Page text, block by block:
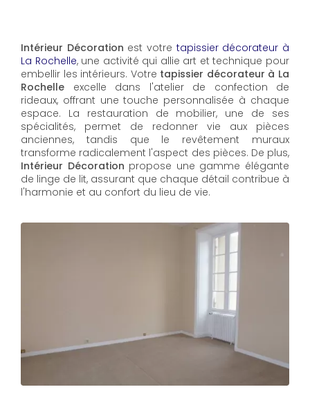
Intérieur Décoration est votre tapissier décorateur à
La Rochelle, une activité qui allie art et technique pour
embellir les intérieurs. Votre tapissier décorateur à La
Rochelle excelle dans l'atelier de confection de
rideaux, offrant une touche personnalisée à chaque
espace. La restauration de mobilier, une de ses
spécialités, permet de redonner vie aux pièces
anciennes, tandis que le revêtement muraux
transforme radicalement l'aspect des pièces. De plus,
Intérieur Décoration propose une gamme élégante
de linge de lit, assurant que chaque détail contribue à
l'harmonie et au confort du lieu de vie.